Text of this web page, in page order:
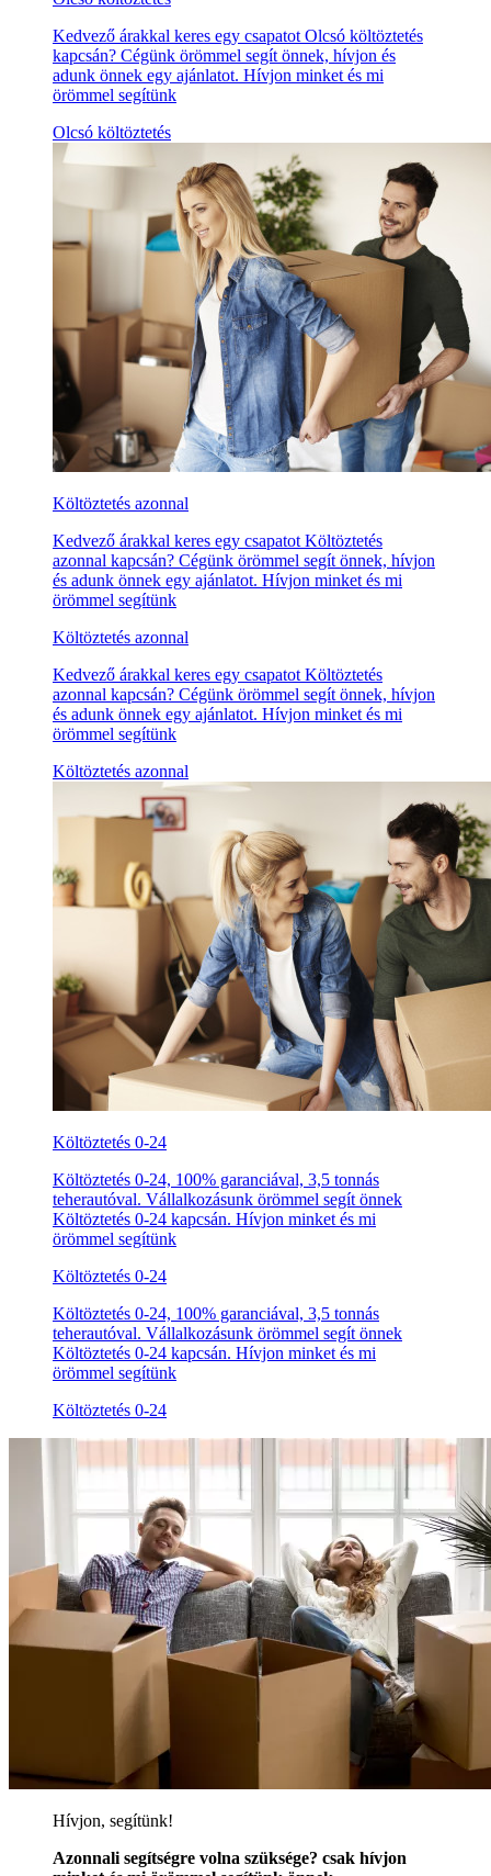
Kedvező árakkal keres egy csapatot Olcsó költöztetés
kapcsán? Cégünk örömmel segít önnek, hívjon és
adunk önnek egy ajánlatot. Hívjon minket és mi
örömmel segítünk
Olcsó költöztetés
Költöztetés azonnal
Kedvező árakkal keres egy csapatot Költöztetés
azonnal kapcsán? Cégünk örömmel segít önnek, hívjon
és adunk önnek egy ajánlatot. Hívjon minket és mi
örömmel segítünk
Költöztetés azonnal
Kedvező árakkal keres egy csapatot Költöztetés
azonnal kapcsán? Cégünk örömmel segít önnek, hívjon
és adunk önnek egy ajánlatot. Hívjon minket és mi
örömmel segítünk
Költöztetés azonnal
Költöztetés 0-24
Költöztetés 0-24, 100% garanciával, 3,5 tonnás
teherautóval. Vállalkozásunk örömmel segít önnek
Költöztetés 0-24 kapcsán. Hívjon minket és mi
örömmel segítünk
Költöztetés 0-24
Költöztetés 0-24, 100% garanciával, 3,5 tonnás
teherautóval. Vállalkozásunk örömmel segít önnek
Költöztetés 0-24 kapcsán. Hívjon minket és mi
örömmel segítünk
Költöztetés 0-24
Hívjon, segítünk!
Azonnali segítségre volna szüksége? csak hívjon